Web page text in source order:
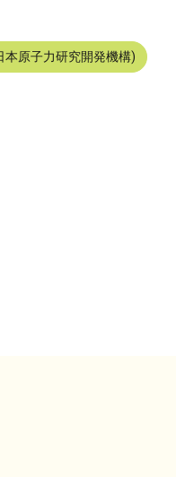
本原子力研究開発機構)